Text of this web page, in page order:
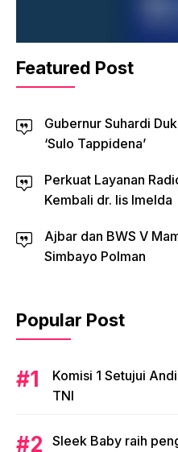
Featured Post
Gubernur Suhardi
‘Sulo Tappidena’
Perkuat Layanan
Kembali dr. Iis Imelda
Ajbar dan BWS V
Simbayo Polman
Popular Post
Komisi 1 Setujui
TNI
Sleek Baby raih